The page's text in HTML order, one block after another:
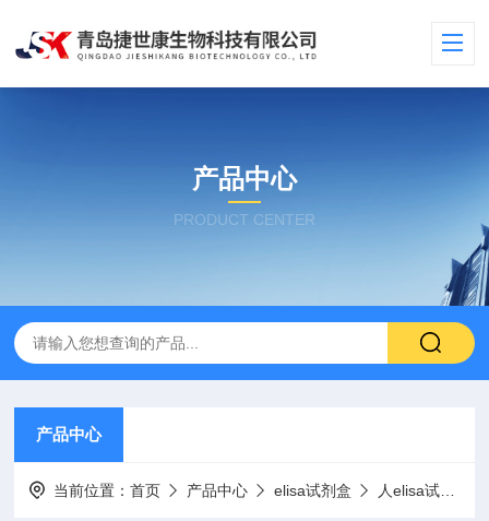
产品中心
PRODUCT CENTER
产品中心
当前位置：首页 产品中心 elisa试剂盒 人elisa试剂盒